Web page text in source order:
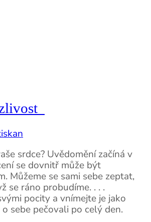
srdce? Uvědomění začíná v
se dovnitř může být
Můžeme se sami sebe zeptat,
se ráno probudíme. . . .
pocity a vnímejte je jako
sebe pečovali po celý den.